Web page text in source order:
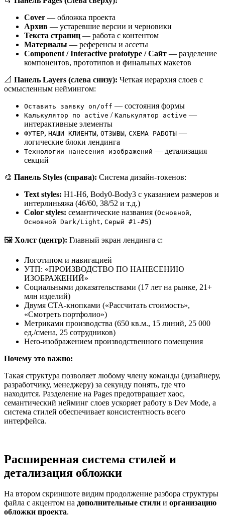
Cover — обложка проекта
Архив — устаревшие версии и черновики
Текста страниц — работа с контентом
Материалы — референсы и ассеты
Component / Interactive prototype / Сайт — разделение
компонентов, прототипов и финальных макетов
📐 Панель Layers (слева снизу): Четкая иерархия слоев с
осмысленным неймингом:
Оставить заявку on/off — состояния формы
Калькулятор по active / Калькулятор active —
интерактивные элементы
ФУТЕР, НАШИ КЛИЕНТЫ, ОТЗЫВЫ, СХЕМА РАБОТЫ —
логические блоки лендинга
Технологии нанесения изображений — детализация
секций
🎨 Панель Styles (справа): Система дизайн-токенов:
Text styles: H1-H6, Body0-Body3 с указанием размеров и
интерлиньяжа (46/60, 38/52 и т.д.)
Color styles: семантические названия (Основной,
Основной Dark/Light, Серый #1-#5)
🖼️ Холст (центр): Главный экран лендинга с:
Логотипом и навигацией
УТП: «ПРОИЗВОДСТВО ПО НАНЕСЕНИЮ
ИЗОБРАЖЕНИЙ»
Социальными доказательствами (17 лет на рынке, 21+
млн изделий)
Двумя CTA-кнопками («Рассчитать стоимость»,
«Смотреть портфолио»)
Метриками производства (650 кв.м., 15 линий, 25 000
ед./смена, 25 сотрудников)
Hero-изображением производственного помещения
Почему это важно:
Такая структура позволяет любому члену команды (дизайнеру,
разработчику, менеджеру) за секунду понять, где что
находится. Разделение на Pages предотвращает хаос,
семантический нейминг слоев ускоряет работу в Dev Mode, а
система стилей обеспечивает консистентность всего
интерфейса.
Расширенная система стилей и
детализация обложки
На втором скриншоте видим продолжение разбора структуры
файла с акцентом на дополнительные стили и организацию
обложки проекта.